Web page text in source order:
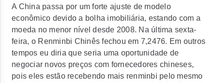
A China passa por um forte ajuste de modelo
econômico devido a bolha imobiliária, estando com a
moeda no menor nível desde 2008. Na última sexta-
feira, o Renminbi Chinês fechou em 7,2476. Em outros
tempos eu diria que seria uma oportunidade de
negociar novos preços com fornecedores chineses,
pois eles estão recebendo mais renminbi pelo mesmo